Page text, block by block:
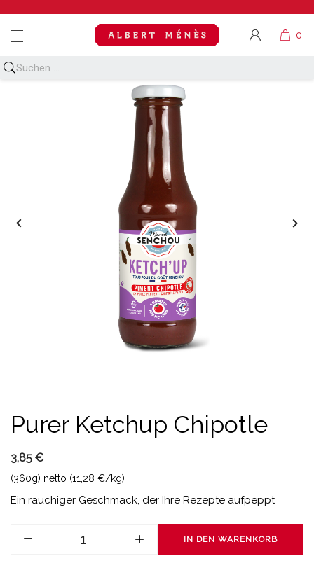
MENU
 
Purer Ketchup Chipotle
3,85 €
(360g) netto (11,28 €/kg)
Ein rauchiger Geschmack, der Ihre Rezepte aufpeppt
IN DEN WARENKORB